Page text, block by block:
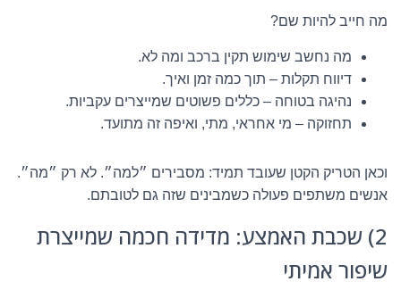
מה חייב להיות שם?
מה נחשב שימוש תקין ברכב ומה לא.
דיווח תקלות – תוך כמה זמן ואיך.
נהיגה בטוחה – כללים פשוטים שמייצרים עקביות.
תחזוקה – מי אחראי, מתי, ואיפה זה מתועד.
וכאן הטריק הקטן שעובד תמיד: מסבירים ״למה״. לא רק ״מה״.
אנשים משתפים פעולה כשמבינים שזה גם לטובתם.
2) שכבת האמצע: מדידה חכמה שמייצרת
שיפור אמיתי